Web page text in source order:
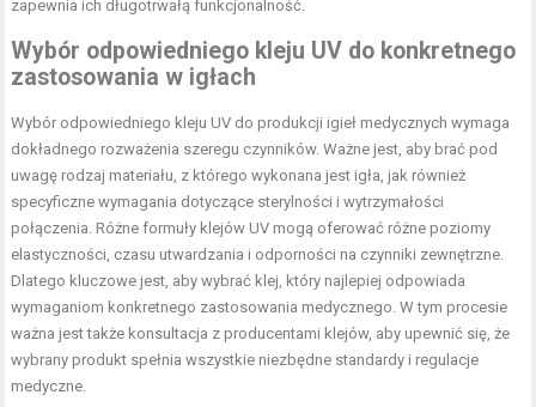
zapewnia ich długotrwałą funkcjonalność.
Wybór odpowiedniego kleju UV do konkretnego
zastosowania w igłach
Wybór odpowiedniego kleju UV do produkcji igieł medycznych wymaga
dokładnego rozważenia szeregu czynników. Ważne jest, aby brać pod
uwagę rodzaj materiału, z którego wykonana jest igła, jak również
specyficzne wymagania dotyczące sterylności i wytrzymałości
połączenia. Różne formuły klejów UV mogą oferować różne poziomy
elastyczności, czasu utwardzania i odporności na czynniki zewnętrzne.
Dlatego kluczowe jest, aby wybrać klej, który najlepiej odpowiada
wymaganiom konkretnego zastosowania medycznego. W tym procesie
ważna jest także konsultacja z producentami klejów, aby upewnić się, że
wybrany produkt spełnia wszystkie niezbędne standardy i regulacje
medyczne.